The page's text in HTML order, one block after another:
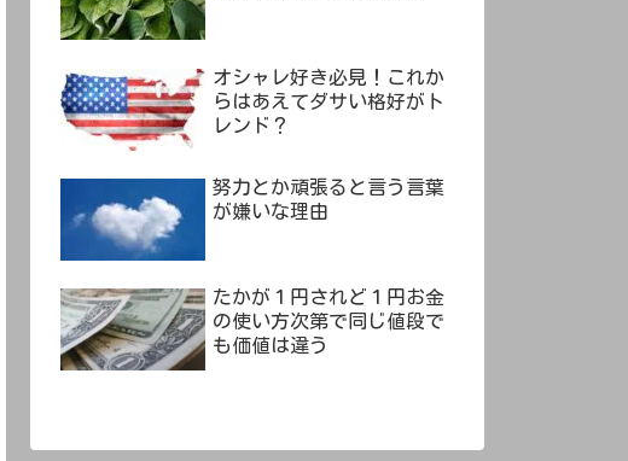
オシャレ好き必見！これか
らはあえてダサい格好がト
レンド？
努力とか頑張ると言う言葉
が嫌いな理由
たかが１円されど１円お金
の使い方次第で同じ値段で
も価値は違う